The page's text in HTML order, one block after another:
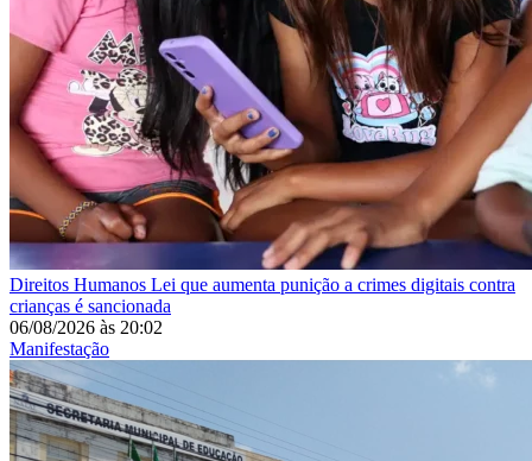
Direitos Humanos Lei que aumenta punição a crimes digitais contra
crianças é sancionada
06/08/2026 às 20:02
Manifestação